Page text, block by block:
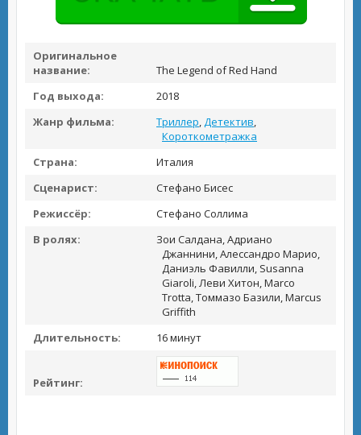
Оригинальное
название:
The Legend of Red Hand
Год выхода:
2018
Жанр фильма:
Триллер,Детектив,
Короткометражка
Страна:
Италия
Сценарист:
Стефано Бисес
Режиссёр:
Стефано Соллима
В ролях:
Зои Салдана, Адриано
Джаннини, Алессандро Марио,
Даниэль Фавилли, Susanna
Giaroli, Леви Хитон, Marco
Trotta, Томмазо Базили, Marcus
Griffith
Длительность:
16 минут
Рейтинг: